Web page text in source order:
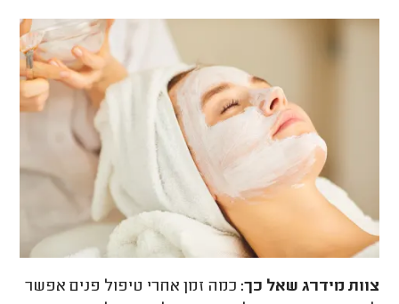
צוות מידרג שאל כך: כמה זמן אחרי טיפול פנים אפשר